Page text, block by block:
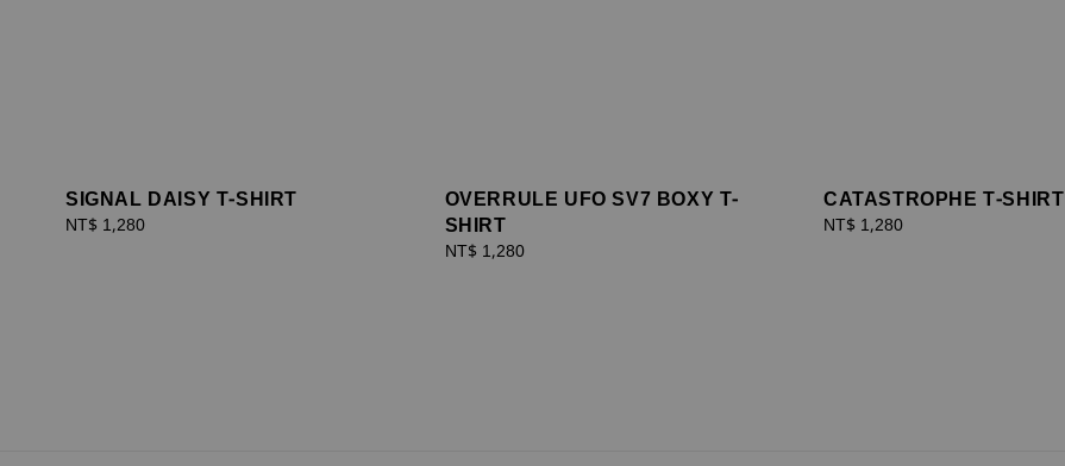
SIGNAL DAISY T-SHIRT
Regular
NT$ 1,280
OVERRULE UFO SV7 BOXY T-
SHIRT
Regular
NT$ 1,280
CATASTROPHE T-SHIRT
Regular
NT$ 1,280